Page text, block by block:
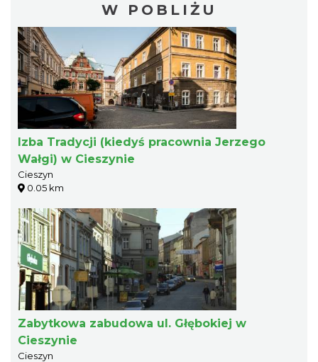
W POBLIŻU
Izba Tradycji (kiedyś pracownia Jerzego
Wałgi) w Cieszynie
Cieszyn
0.05 km
Zabytkowa zabudowa ul. Głębokiej w
Cieszynie
Cieszyn